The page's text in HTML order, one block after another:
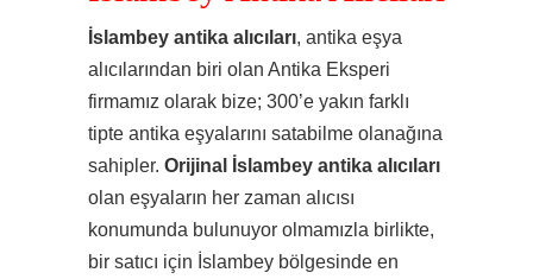
İslambey antika alıcıları, antika eşya
alıcılarından biri olan Antika Eksperi
firmamız olarak bize; 300’e yakın farklı
tipte antika eşyalarını satabilme olanağına
sahipler. Orijinal İslambey antika alıcıları
olan eşyaların her zaman alıcısı
konumunda bulunuyor olmamızla birlikte,
bir satıcı için İslambey bölgesinde en